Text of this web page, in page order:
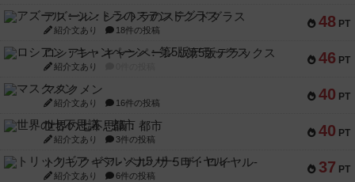
48 PT
アズール：シントラのステンドグラス
紹介文あり 18件の投稿
46 PT
ロシアン・キャンペーン：第5版デラックス
紹介文あり
40 PT
マスクメン
紹介文あり 16件の投稿
40 PT
世界の七不思議：都市
紹介文あり 3件の投稿
37 PT
トリックギア - ペルソナ5 ザ・ロイヤル-
紹介文あり 6件の投稿